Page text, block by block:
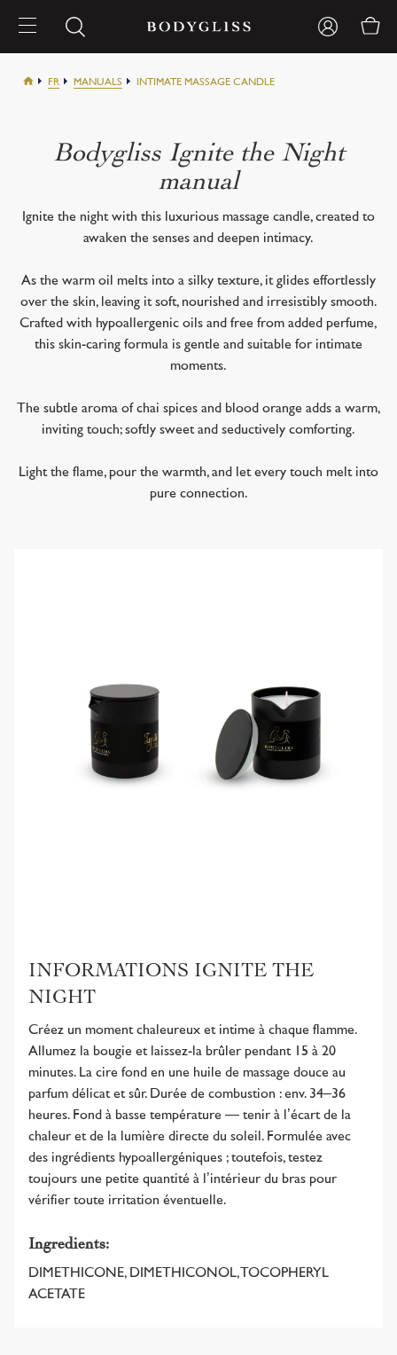
FR MANUALS INTIMATE MASSAGE CANDLE
Bodygliss Ignite the Night
manual
Ignite the night with this luxurious massage candle, created to
awaken the senses and deepen intimacy.
As the warm oil melts into a silky texture, it glides effortlessly
over the skin, leaving it soft, nourished and irresistibly smooth.
Crafted with hypoallergenic oils and free from added perfume,
this skin-caring formula is gentle and suitable for intimate
moments.
The subtle aroma of chai spices and blood orange adds a warm,
inviting touch; softly sweet and seductively comforting.
Light the flame, pour the warmth, and let every touch melt into
pure connection.
INFORMATIONS IGNITE THE
NIGHT
Créez un moment chaleureux et intime à chaque flamme.
Allumez la bougie et laissez-la brûler pendant 15 à 20
minutes. La cire fond en une huile de massage douce au
parfum délicat et sûr. Durée de combustion : env. 34–36
heures. Fond à basse température — tenir à l’écart de la
chaleur et de la lumière directe du soleil. Formulée avec
des ingrédients hypoallergéniques ; toutefois, testez
toujours une petite quantité à l’intérieur du bras pour
vérifier toute irritation éventuelle.
Ingredients:
DIMETHICONE, DIMETHICONOL, TOCOPHERYL
ACETATE